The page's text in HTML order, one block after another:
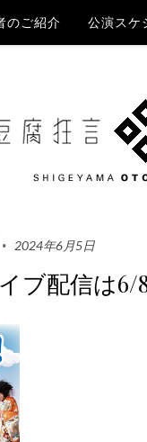
のご紹介 公演スケ
2024年6月5日
ブ配信は6/